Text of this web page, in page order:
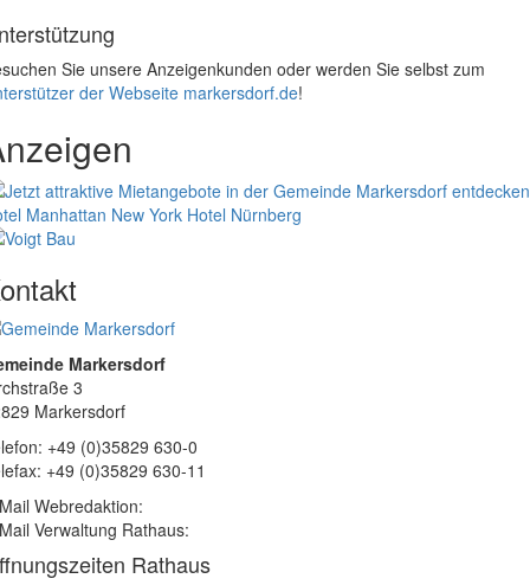
Sie unsere Anzeigenkunden oder werden Sie selbst zum
der Webseite markersdorf.de!
Manhattan New York Hotel Nürnberg
Markersdorf
3
Markersdorf
+49 (0)35829 630-0
+49 (0)35829 630-11
Webredaktion:
Verwaltung Rathaus:
Rathaus